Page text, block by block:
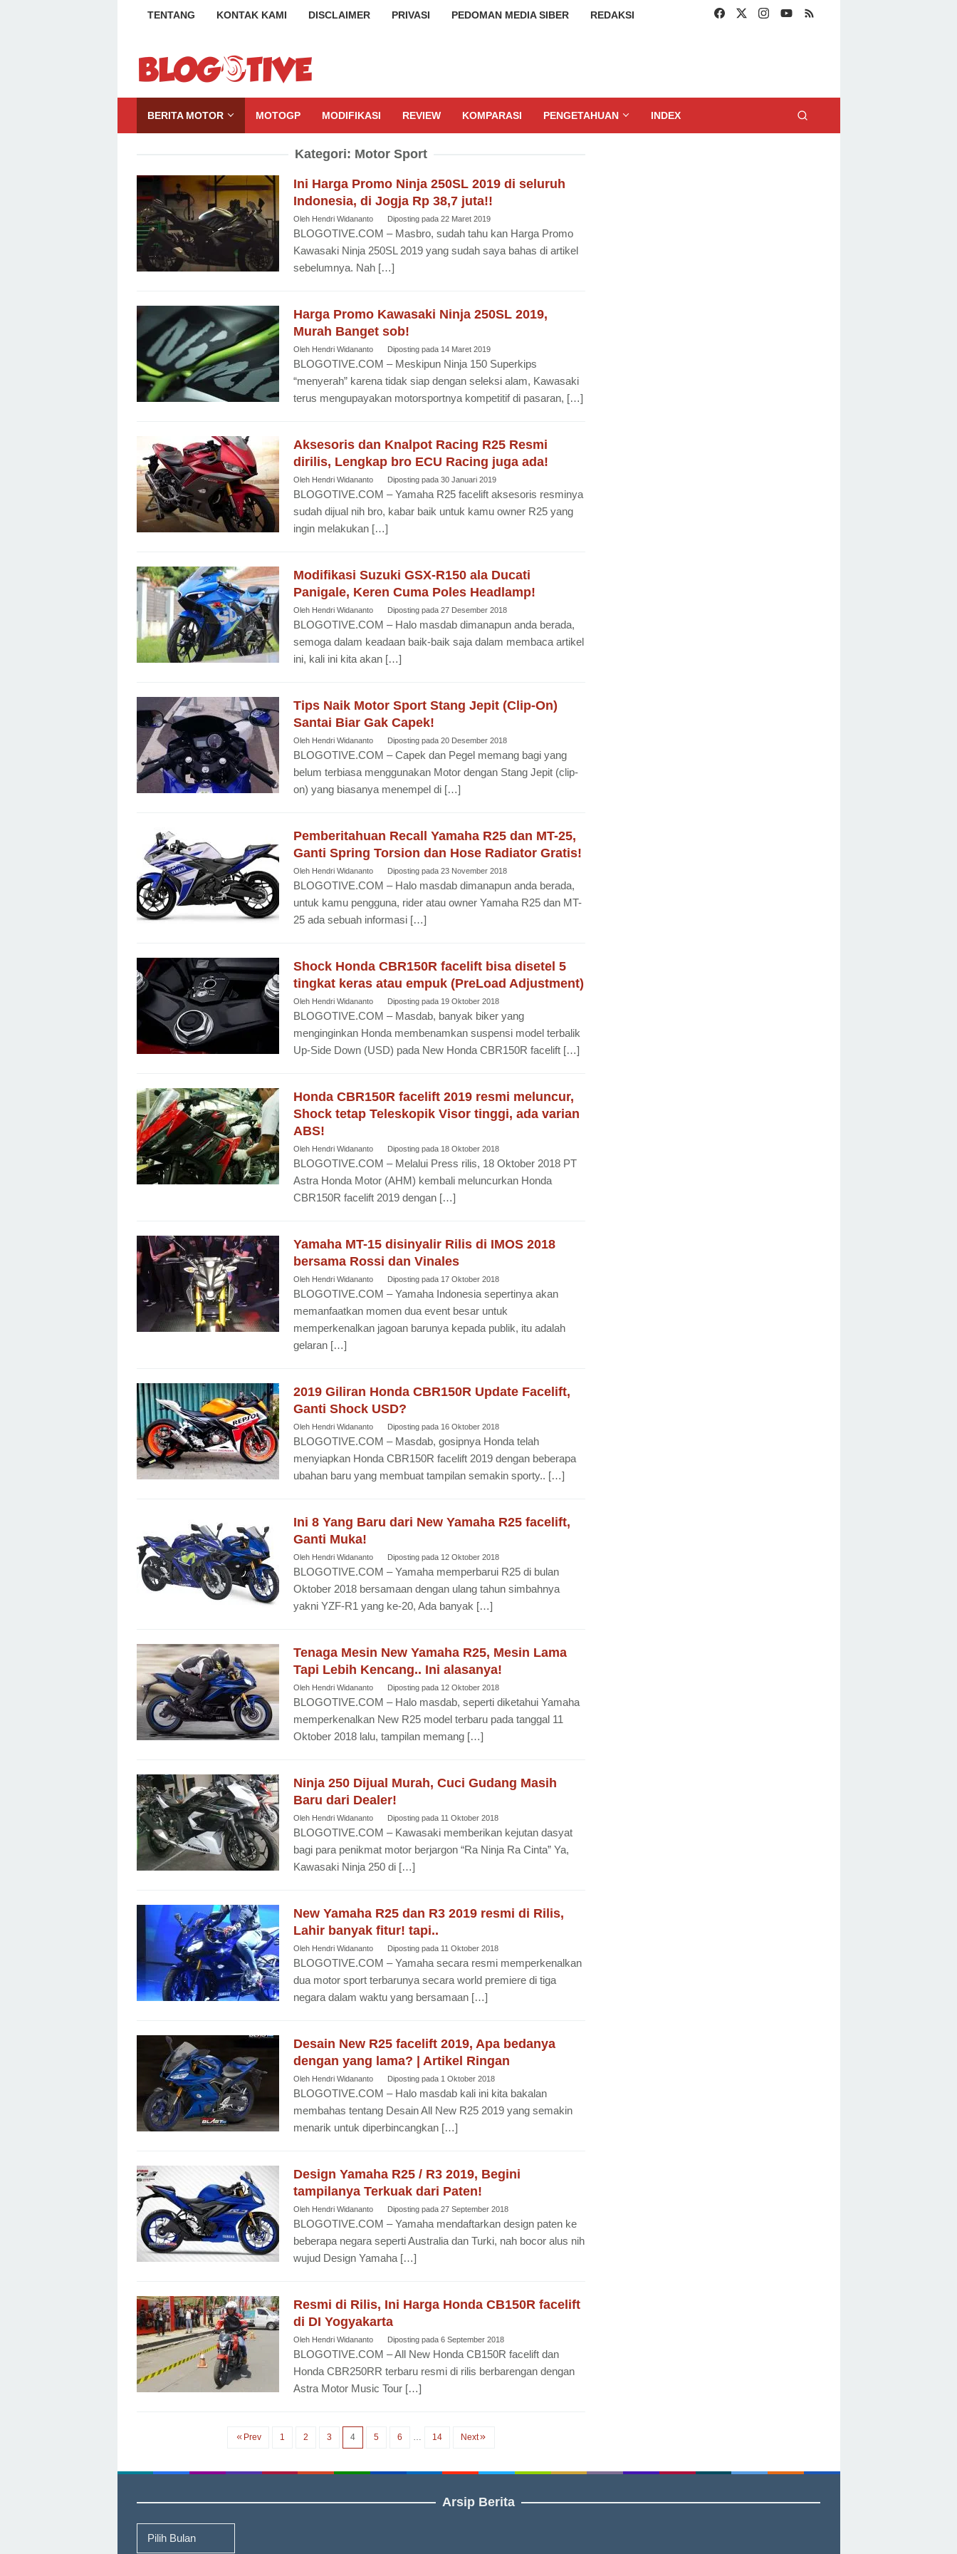
TENTANG KONTAK KAMI DISCLAIMER PRIVASI PEDOMAN MEDIA SIBER REDAKSI
BERITA MOTOR MOTOGP MODIFIKASI REVIEW KOMPARASI PENGETAHUAN INDEX
Kategori: Motor Sport
Ini Harga Promo Ninja 250SL 2019 di seluruh
Indonesia, di Jogja Rp 38,7 juta!!
Oleh Hendri Widananto Diposting pada 22 Maret 2019
BLOGOTIVE.COM – Masbro, sudah tahu kan Harga Promo
Kawasaki Ninja 250SL 2019 yang sudah saya bahas di artikel
sebelumnya. Nah […]
Harga Promo Kawasaki Ninja 250SL 2019,
Murah Banget sob!
Oleh Hendri Widananto Diposting pada 14 Maret 2019
BLOGOTIVE.COM – Meskipun Ninja 150 Superkips
“menyerah” karena tidak siap dengan seleksi alam, Kawasaki
terus mengupayakan motorsportnya kompetitif di pasaran, […]
Aksesoris dan Knalpot Racing R25 Resmi
dirilis, Lengkap bro ECU Racing juga ada!
Oleh Hendri Widananto Diposting pada 30 Januari 2019
BLOGOTIVE.COM – Yamaha R25 facelift aksesoris resminya
sudah dijual nih bro, kabar baik untuk kamu owner R25 yang
ingin melakukan […]
Modifikasi Suzuki GSX-R150 ala Ducati
Panigale, Keren Cuma Poles Headlamp!
Oleh Hendri Widananto Diposting pada 27 Desember 2018
BLOGOTIVE.COM – Halo masdab dimanapun anda berada,
semoga dalam keadaan baik-baik saja dalam membaca artikel
ini, kali ini kita akan […]
Tips Naik Motor Sport Stang Jepit (Clip-On)
Santai Biar Gak Capek!
Oleh Hendri Widananto Diposting pada 20 Desember 2018
BLOGOTIVE.COM – Capek dan Pegel memang bagi yang
belum terbiasa menggunakan Motor dengan Stang Jepit (clip-
on) yang biasanya menempel di […]
Pemberitahuan Recall Yamaha R25 dan MT-25,
Ganti Spring Torsion dan Hose Radiator Gratis!
Oleh Hendri Widananto Diposting pada 23 November 2018
BLOGOTIVE.COM – Halo masdab dimanapun anda berada,
untuk kamu pengguna, rider atau owner Yamaha R25 dan MT-
25 ada sebuah informasi […]
Shock Honda CBR150R facelift bisa disetel 5
tingkat keras atau empuk (PreLoad Adjustment)
Oleh Hendri Widananto Diposting pada 19 Oktober 2018
BLOGOTIVE.COM – Masdab, banyak biker yang
menginginkan Honda membenamkan suspensi model terbalik
Up-Side Down (USD) pada New Honda CBR150R facelift […]
Honda CBR150R facelift 2019 resmi meluncur,
Shock tetap Teleskopik Visor tinggi, ada varian
ABS!
Oleh Hendri Widananto Diposting pada 18 Oktober 2018
BLOGOTIVE.COM – Melalui Press rilis, 18 Oktober 2018 PT
Astra Honda Motor (AHM) kembali meluncurkan Honda
CBR150R facelift 2019 dengan […]
Yamaha MT-15 disinyalir Rilis di IMOS 2018
bersama Rossi dan Vinales
Oleh Hendri Widananto Diposting pada 17 Oktober 2018
BLOGOTIVE.COM – Yamaha Indonesia sepertinya akan
memanfaatkan momen dua event besar untuk
memperkenalkan jagoan barunya kepada publik, itu adalah
gelaran […]
2019 Giliran Honda CBR150R Update Facelift,
Ganti Shock USD?
Oleh Hendri Widananto Diposting pada 16 Oktober 2018
BLOGOTIVE.COM – Masdab, gosipnya Honda telah
menyiapkan Honda CBR150R facelift 2019 dengan beberapa
ubahan baru yang membuat tampilan semakin sporty.. […]
Ini 8 Yang Baru dari New Yamaha R25 facelift,
Ganti Muka!
Oleh Hendri Widananto Diposting pada 12 Oktober 2018
BLOGOTIVE.COM – Yamaha memperbarui R25 di bulan
Oktober 2018 bersamaan dengan ulang tahun simbahnya
yakni YZF-R1 yang ke-20, Ada banyak […]
Tenaga Mesin New Yamaha R25, Mesin Lama
Tapi Lebih Kencang.. Ini alasanya!
Oleh Hendri Widananto Diposting pada 12 Oktober 2018
BLOGOTIVE.COM – Halo masdab, seperti diketahui Yamaha
memperkenalkan New R25 model terbaru pada tanggal 11
Oktober 2018 lalu, tampilan memang […]
Ninja 250 Dijual Murah, Cuci Gudang Masih
Baru dari Dealer!
Oleh Hendri Widananto Diposting pada 11 Oktober 2018
BLOGOTIVE.COM – Kawasaki memberikan kejutan dasyat
bagi para penikmat motor berjargon “Ra Ninja Ra Cinta” Ya,
Kawasaki Ninja 250 di […]
New Yamaha R25 dan R3 2019 resmi di Rilis,
Lahir banyak fitur! tapi..
Oleh Hendri Widananto Diposting pada 11 Oktober 2018
BLOGOTIVE.COM – Yamaha secara resmi memperkenalkan
dua motor sport terbarunya secara world premiere di tiga
negara dalam waktu yang bersamaan […]
Desain New R25 facelift 2019, Apa bedanya
dengan yang lama? | Artikel Ringan
Oleh Hendri Widananto Diposting pada 1 Oktober 2018
BLOGOTIVE.COM – Halo masdab kali ini kita bakalan
membahas tentang Desain All New R25 2019 yang semakin
menarik untuk diperbincangkan […]
Design Yamaha R25 / R3 2019, Begini
tampilanya Terkuak dari Paten!
Oleh Hendri Widananto Diposting pada 27 September 2018
BLOGOTIVE.COM – Yamaha mendaftarkan design paten ke
beberapa negara seperti Australia dan Turki, nah bocor alus nih
wujud Design Yamaha […]
Resmi di Rilis, Ini Harga Honda CB150R facelift
di DI Yogyakarta
Oleh Hendri Widananto Diposting pada 6 September 2018
BLOGOTIVE.COM – All New Honda CB150R facelift dan
Honda CBR250RR terbaru resmi di rilis berbarengan dengan
Astra Motor Music Tour […]
Prev 1 2 3 4 5 6 … 14 Next
Arsip Berita